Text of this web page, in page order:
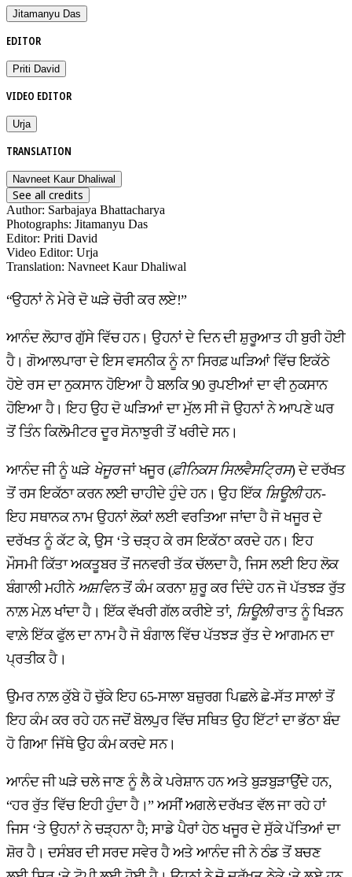
Jitamanyu Das
EDITOR
Priti David
VIDEO EDITOR
Urja
TRANSLATION
Navneet Kaur Dhaliwal
See all credits
Author: Sarbajaya Bhattacharya
Photographs: Jitamanyu Das
Editor: Priti David
Video Editor: Urja
Translation: Navneet Kaur Dhaliwal
“ਉਹਨਾਂ ਨੇ ਮੇਰੇ ਦੋ ਘੜੇ ਚੋਰੀ ਕਰ ਲਏ!”
ਆਨੰਦ ਲੋਹਾਰ ਗੁੱਸੇ ਵਿੱਚ ਹਨ। ਉਹਨਾਂ ਦੇ ਦਿਨ ਦੀ ਸ਼ੁਰੂਆਤ ਹੀ ਬੁਰੀ ਹੋਈ
ਹੈ। ਗੋਆਲਪਾਰਾ ਦੇ ਇਸ ਵਸਨੀਕ ਨੂੰ ਨਾ ਸਿਰਫ਼ ਘੜਿਆਂ ਵਿੱਚ ਇਕੱਠੇ
ਹੋਏ ਰਸ ਦਾ ਨੁਕਸਾਨ ਹੋਇਆ ਹੈ ਬਲਕਿ 90 ਰੁਪਈਆਂ ਦਾ ਵੀ ਨੁਕਸਾਨ
ਹੋਇਆ ਹੈ। ਇਹ ਉਹ ਦੋ ਘੜਿਆਂ ਦਾ ਮੁੱਲ ਸੀ ਜੋ ਉਹਨਾਂ ਨੇ ਆਪਣੇ ਘਰ
ਤੋਂ ਤਿੰਨ ਕਿਲੋਮੀਟਰ ਦੂਰ ਸੋਨਾਝੁਰੀ ਤੋਂ ਖਰੀਦੇ ਸਨ।
ਆਨੰਦ ਜੀ ਨੂੰ ਘੜੇ ਖੇਜੂਰਜਾਂ ਖਜੂਰ (ਫ਼ੀਨਿਕਸ ਸਿਲਵੈਸਟ੍ਰਿਸ) ਦੇ ਦਰੱਖਤ
ਤੋਂ ਰਸ ਇਕੱਠਾ ਕਰਨ ਲਈ ਚਾਹੀਦੇ ਹੁੰਦੇ ਹਨ। ਉਹ ਇੱਕ ਸ਼ਿਊਲੀਹਨ-
ਇਹ ਸਥਾਨਕ ਨਾਮ ਉਹਨਾਂ ਲੋਕਾਂ ਲਈ ਵਰਤਿਆ ਜਾਂਦਾ ਹੈ ਜੋ ਖਜੂਰ ਦੇ
ਦਰੱਖਤ ਨੂੰ ਕੱਟ ਕੇ, ਉਸ ‘ਤੇ ਚੜ੍ਹ ਕੇ ਰਸ ਇਕੱਠਾ ਕਰਦੇ ਹਨ। ਇਹ
ਮੌਸਮੀ ਕਿੱਤਾ ਅਕਤੂਬਰ ਤੋਂ ਜਨਵਰੀ ਤੱਕ ਚੱਲਦਾ ਹੈ, ਜਿਸ ਲਈ ਇਹ ਲੋਕ
ਬੰਗਾਲੀ ਮਹੀਨੇ ਅਸ਼ਵਿਨਤੋਂ ਕੰਮ ਕਰਨਾ ਸ਼ੁਰੂ ਕਰ ਦਿੰਦੇ ਹਨ ਜੋ ਪੱਤਝੜ ਰੁੱਤ
ਨਾਲ਼ ਮੇਲ਼ ਖਾਂਦਾ ਹੈ। ਇੱਕ ਵੱਖਰੀ ਗੱਲ ਕਰੀਏ ਤਾਂ, ਸ਼ਿਊਲੀਰਾਤ ਨੂੰ ਖਿੜਨ
ਵਾਲ਼ੇ ਇੱਕ ਫੁੱਲ ਦਾ ਨਾਮ ਹੈ ਜੋ ਬੰਗਾਲ ਵਿੱਚ ਪੱਤਝੜ ਰੁੱਤ ਦੇ ਆਗਮਨ ਦਾ
ਪ੍ਰਤੀਕ ਹੈ।
ਉਮਰ ਨਾਲ਼ ਕੁੱਬੇ ਹੋ ਚੁੱਕੇ ਇਹ 65-ਸਾਲਾ ਬਜ਼ੁਰਗ ਪਿਛਲੇ ਛੇ-ਸੱਤ ਸਾਲਾਂ ਤੋਂ
ਇਹ ਕੰਮ ਕਰ ਰਹੇ ਹਨ ਜਦੋਂ ਬੋਲਪੁਰ ਵਿੱਚ ਸਥਿਤ ਉਹ ਇੱਟਾਂ ਦਾ ਭੱਠਾ ਬੰਦ
ਹੋ ਗਿਆ ਜਿੱਥੇ ਉਹ ਕੰਮ ਕਰਦੇ ਸਨ।
ਆਨੰਦ ਜੀ ਘੜੇ ਚਲੇ ਜਾਣ ਨੂੰ ਲੈ ਕੇ ਪਰੇਸ਼ਾਨ ਹਨ ਅਤੇ ਬੁੜਬੁੜਾਉਂਦੇ ਹਨ,
“ਹਰ ਰੁੱਤ ਵਿੱਚ ਇਹੀ ਹੁੰਦਾ ਹੈ।” ਅਸੀਂ ਅਗਲੇ ਦਰੱਖਤ ਵੱਲ ਜਾ ਰਹੇ ਹਾਂ
ਜਿਸ ‘ਤੇ ਉਹਨਾਂ ਨੇ ਚੜ੍ਹਨਾ ਹੈ; ਸਾਡੇ ਪੈਰਾਂ ਹੇਠ ਖਜੂਰ ਦੇ ਸੁੱਕੇ ਪੱਤਿਆਂ ਦਾ
ਸ਼ੋਰ ਹੈ। ਦਸੰਬਰ ਦੀ ਸਰਦ ਸਵੇਰ ਹੈ ਅਤੇ ਆਨੰਦ ਜੀ ਨੇ ਠੰਡ ਤੋਂ ਬਚਣ